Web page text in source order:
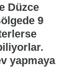
Düzce
9
yapmaya